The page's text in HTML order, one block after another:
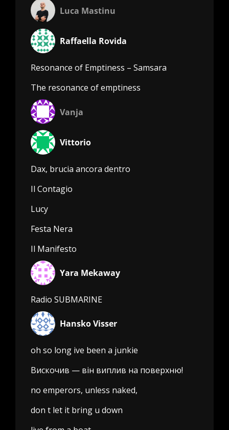
Luca Mastinu
Raffaella Rovida
Resonance of Emptiness – Samsara
The resonance of emptiness
Vanja
Vittorio
Dax, brucia ancora dentro
Il Contagio
Lucy
Festa Nera
Il Manifesto
Yara Mekaway
Radio SUBMARINE
Hansko Visser
oh so long ive been a junkie
Вискочив — він виплив на поверхню!
no emperors, unless naked,
don t let it bring u down